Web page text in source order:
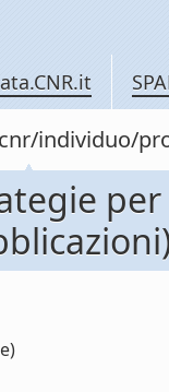
individuo/